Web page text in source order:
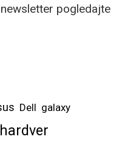
pogledajte
Dell galaxy
hardver